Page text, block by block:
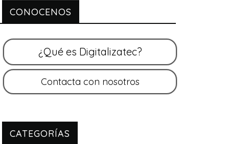
CONOCENOS
CATEGORÍAS